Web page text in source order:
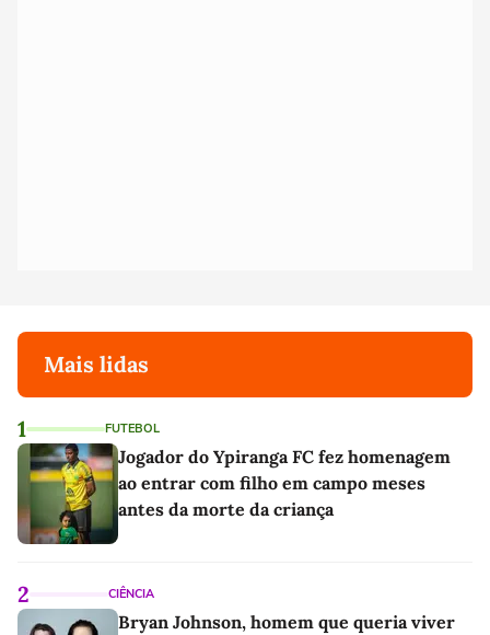
Mais lidas
1 FUTEBOL
Jogador do Ypiranga FC fez homenagem
ao entrar com filho em campo meses
antes da morte da criança
2 CIÊNCIA
Bryan Johnson, homem que queria viver